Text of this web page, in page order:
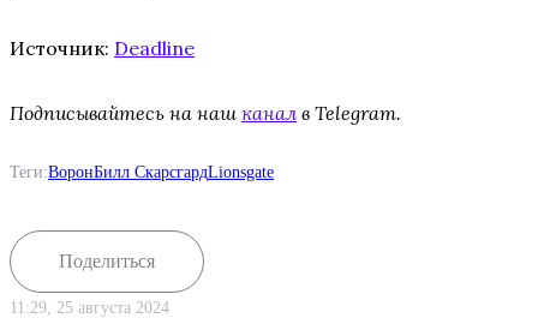
Источник: Deadline
Подписывайтесь на наш канал в Telegram.
Теги:ВоронБилл СкарсгардLionsgate
Поделиться
11:29, 25 августа 2024